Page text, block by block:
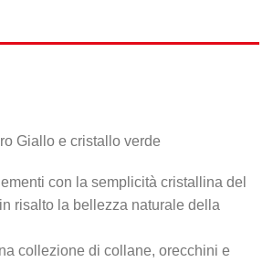
Giallo e cristallo verde
con la semplicità cristallina del
risalto la bellezza naturale della
collezione di collane, orecchini e